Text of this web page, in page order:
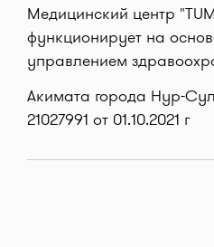
Медицинский центр
функционирует на
управлением
Акимата города Нур-
21027991 от 01.10.2021 г